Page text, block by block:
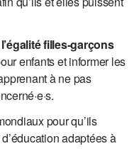
filles-garçons
enfants et informer les
à ne pas
pour qu’ils
adaptées à